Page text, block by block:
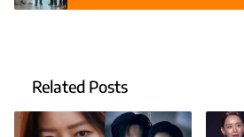
Related Posts